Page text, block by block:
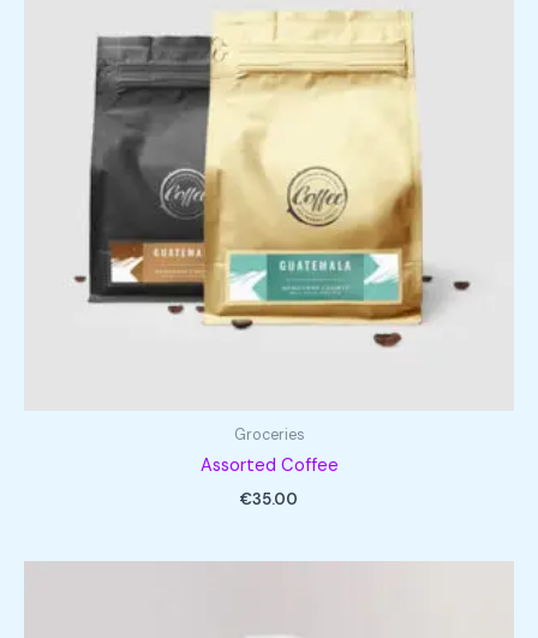
Groceries
Assorted Coffee
€35.00